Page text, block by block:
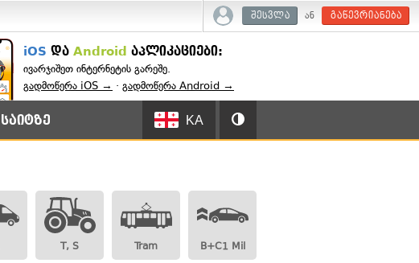
შესვლა ან გაწევრიანება
iOS და Android აპლიკაციები:
ივარჯიშეთ ინტერნეტის გარეშე.
გადმოწერა iOS → · გადმოწერა Android →
KA
T, S Tram B+C1 Mil